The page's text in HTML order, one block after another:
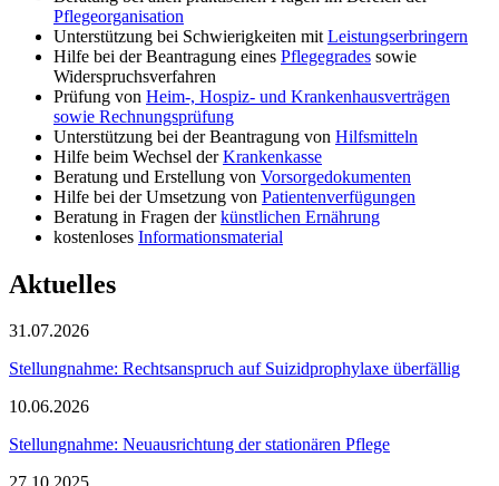
Pflegeorganisation
Unterstützung bei Schwierigkeiten mit Leistungserbringern
Hilfe bei der Beantragung eines Pflegegrades sowie
Widerspruchsverfahren
Prüfung von Heim-, Hospiz- und Krankenhausverträgen
sowie Rechnungsprüfung
Unterstützung bei der Beantragung von Hilfsmitteln
Hilfe beim Wechsel derKrankenkasse
Beratung und Erstellung von Vorsorgedokumenten
Hilfe bei der Umsetzung von Patientenverfügungen
Beratung in Fragen derkünstlichen Ernährung
kostenloses Informationsmaterial
Aktuelles
31.07.2026
Stellungnahme: Rechtsanspruch auf Suizidprophylaxe überfällig
10.06.2026
Stellungnahme: Neuausrichtung der stationären Pflege